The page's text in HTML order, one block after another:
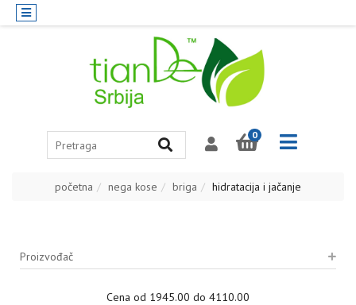
0
početna nega kose briga hidratacija i jačanje
Proizvođač
Cena od 1945.00 do 4110.00